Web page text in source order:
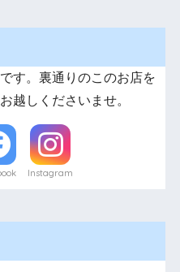
す。裏通りのこのお店を
越しくださいませ。
Instagram